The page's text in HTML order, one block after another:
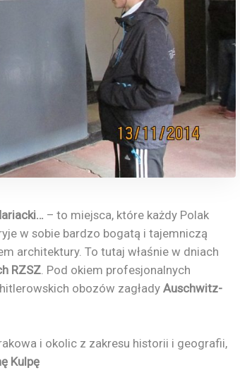
– to miejsca, które każdy Polak
w sobie bardzo bogatą i tajemniczą
architektury. To tutaj właśnie w dniach
RZSZ. Pod okiem profesjonalnych
obozów zagłady Auschwitz-
i okolic z zakresu historii i geografii,
Kulpę